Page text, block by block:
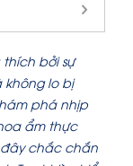
bởi sự
không lo bị
phá nhịp
ẩm thực
đây chắc chắn